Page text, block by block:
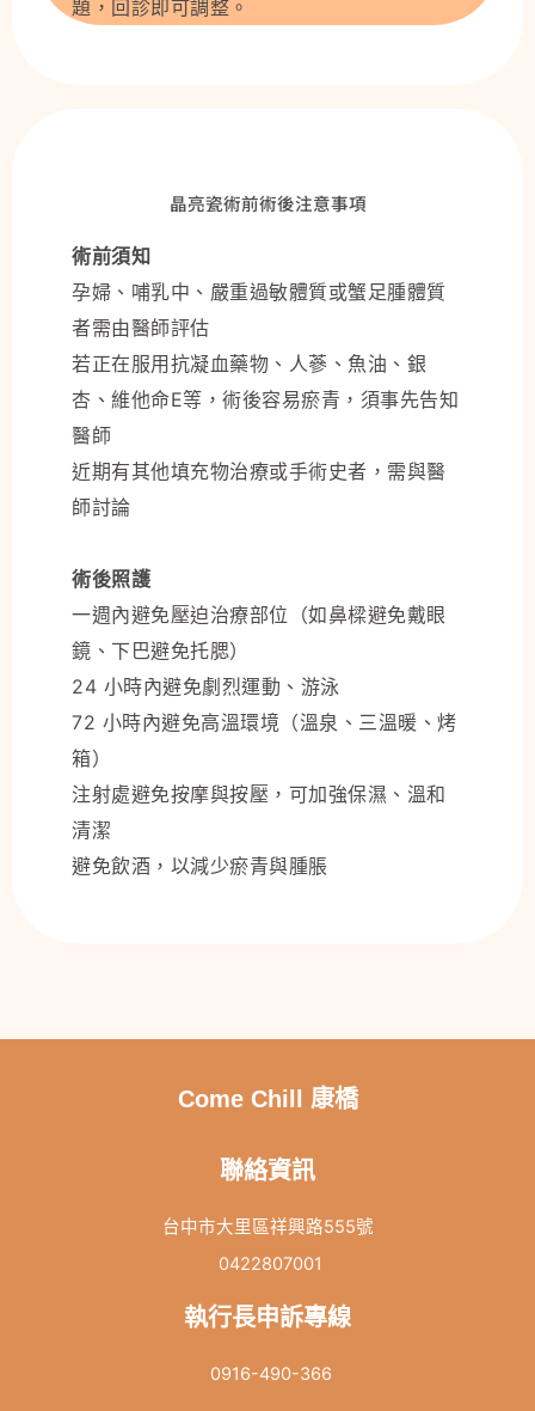
題，回診即可調整。
晶亮瓷術前術後注意事項
術前須知
孕婦、哺乳中、嚴重過敏體質或蟹足腫體質
者需由醫師評估
若正在服用抗凝血藥物、人蔘、魚油、銀
杏、維他命E等，術後容易瘀青，須事先告知
醫師
近期有其他填充物治療或手術史者，需與醫
師討論
術後照護
一週內避免壓迫治療部位（如鼻樑避免戴眼
鏡、下巴避免托腮）
24 小時內避免劇烈運動、游泳
72 小時內避免高溫環境（溫泉、三溫暖、烤
箱）
注射處避免按摩與按壓，可加強保濕、溫和
清潔
避免飲酒，以減少瘀青與腫脹
Come Chill 康橋
聯絡資訊
台中市大里區祥興路555號
0422807001
執行長申訴專線
0916-490-366